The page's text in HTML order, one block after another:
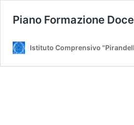
Piano Formazione
Istituto Comprensivo